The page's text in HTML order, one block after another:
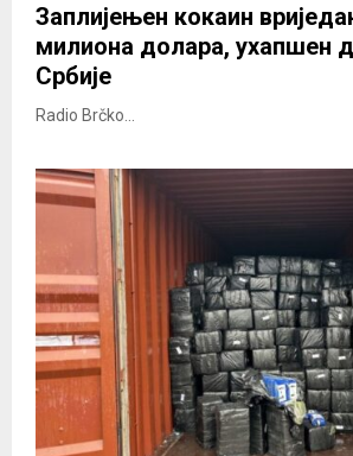
Заплијењен кокаин
милиона долара, ухапшен
Србије
Radio Brčko...